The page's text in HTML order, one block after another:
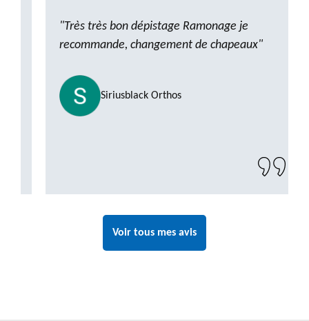
"Très très bon dépistage Ramonage je
recommande, changement de chapeaux"
Siriusblack Orthos
Voir tous mes avis